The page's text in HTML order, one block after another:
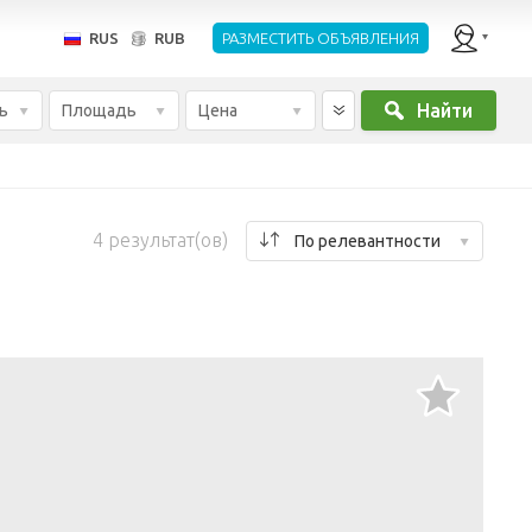
RUS RUB РАЗМЕСТИТЬ ОБЪЯВЛЕНИЯ
Площадь Цена Найти
4 результат(ов) По релевантности